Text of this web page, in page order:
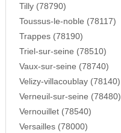
Tilly (78790)
Toussus-le-noble (78117)
Trappes (78190)
Triel-sur-seine (78510)
Vaux-sur-seine (78740)
Velizy-villacoublay (78140)
Verneuil-sur-seine (78480)
Vernouillet (78540)
Versailles (78000)